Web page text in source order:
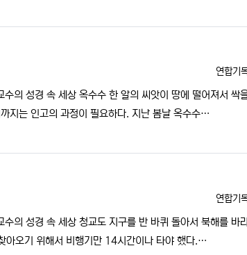
등록자
연합기
수의 성경 속 세상 옥수수 한 알의 씨앗이 땅에 떨어져서 싹
지는 인고의 과정이 필요하다. 지난 봄날 옥수수…
등록자
연합기
수의 성경 속 세상 청교도 지구를 반 바퀴 돌아서 북해를 바
아오기 위해서 비행기만 14시간이나 타야 했다.…